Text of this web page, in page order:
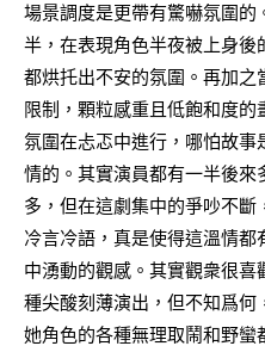
場景調度是更帶有驚嚇氛圍的
半，在表現角色半夜被上身後
都烘托出不安的氛圍。再加之
限制，顆粒感重且低飽和度的
氛圍在忐忑中進行，哪怕故事
情的。其實演員都有一半後來
多，但在這劇集中的爭吵不斷
冷言冷語，真是使得這溫情都
中湧動的觀感。其實觀衆很喜
種尖酸刻薄演出，但不知爲何
她角色的各種無理取鬧和野蠻